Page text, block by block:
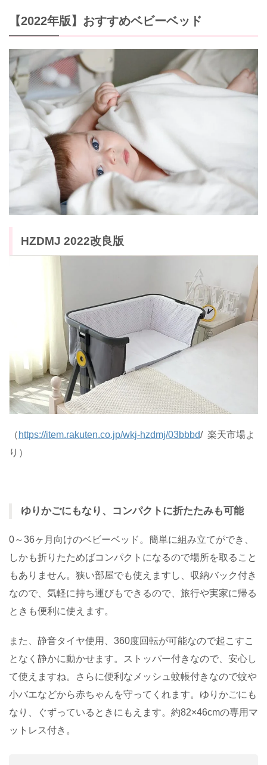
【2022年版】おすすめベビーベッド
HZDMJ 2022改良版
（ https://item.rakuten.co.jp/wkj-hzdmj/03bbbd/ 楽天市場よ
り）
ゆりかごにもなり、コンパクトに折たたみも可能
0～36ヶ月向けのベビーベッド。簡単に組み立てができ、
しかも折りたためばコンパクトになるので場所を取ること
もありません。狭い部屋でも使えますし、収納バック付き
なので、気軽に持ち運びもできるので、旅行や実家に帰る
ときも便利に使えます。
また、静音タイヤ使用、360度回転が可能なので起こすこ
となく静かに動かせます。ストッパー付きなので、安心し
て使えますね。さらに便利なメッシュ蚊帳付きなので蚊や
小バエなどから赤ちゃんを守ってくれます。ゆりかごにも
なり、ぐずっているときにもえます。約82×46cmの専用マ
ットレス付き。